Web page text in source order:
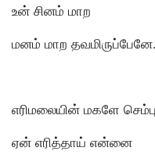
உன் சினம் மாற
மனம் மாற
எரிமலையின் மகளே
ஏன் எரித்தாய் என்னை